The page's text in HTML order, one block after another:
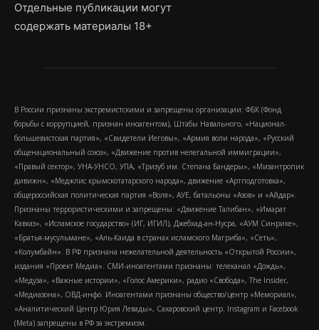
Отдельные публикации могут
содержать материалы 18+
В России признаны экстремистскими и запрещены организации: ФБК (Фонд
борьбы с коррупцией, признан иноагентом), Штабы Навального, «Национал-
большевистская партия», «Свидетели Иеговы», «Армия воли народа», «Русский
общенациональный союз», «Движение против нелегальной иммиграции»,
«Правый сектор», УНА-УНСО, УПА, «Тризуб им. Степана Бандеры», «Мизантропик
дивижн», «Меджлис крымскотатарского народа», движение «Артподготовка»,
общероссийская политическая партия «Воля», АУЕ, батальоны «Азов» и «Айдар».
Признаны террористическими и запрещены: «Движение Талибан», «Имарат
Кавказ», «Исламское государство» (ИГ, ИГИЛ), Джебхад-ан-Нусра, «АУМ Синрике»,
«Братья-мусульмане», «Аль-Каида в странах исламского Магриба», «Сеть»,
«Колумбайн». В РФ признана нежелательной деятельность «Открытой России»,
издания «Проект Медиа». СМИ-иноагентами признаны: телеканал «Дождь»,
«Медуза», «Важные истории», «Голос Америки», радио «Свобода», The Insider,
«Медиазона», ОВД-инфо. Иноагентами признаны общество/центр «Мемориал»,
«Аналитический Центр Юрия Левады», Сахаровский центр. Instagram и Facebook
(Metа) запрещены в РФ за экстремизм.